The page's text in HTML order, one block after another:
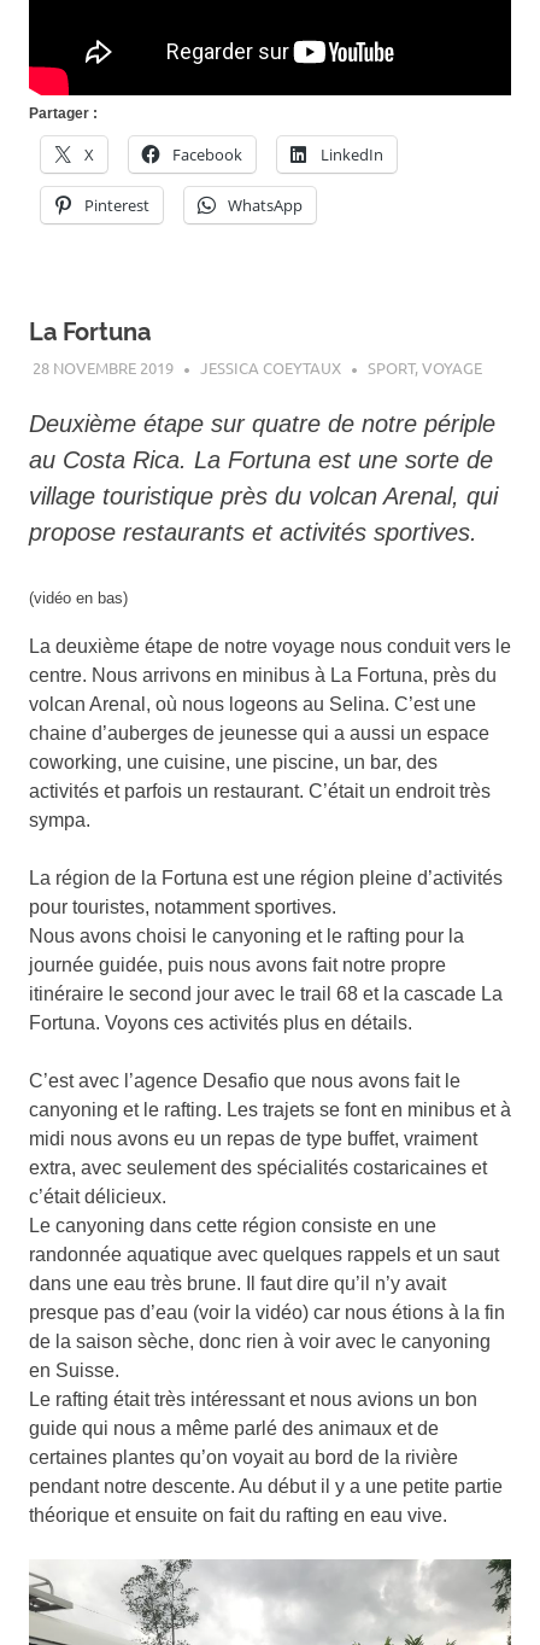
Partager :
X Facebook LinkedIn
Pinterest WhatsApp
La Fortuna
28 NOVEMBRE 2019 JESSICA COEYTAUX SPORT,VOYAGE
Deuxième étape sur quatre de notre périple
au Costa Rica. La Fortuna est une sorte de
village touristique près du volcan Arenal, qui
propose restaurants et activités sportives.
(vidéo en bas)
La deuxième étape de notre voyage nous conduit vers le
centre. Nous arrivons en minibus à La Fortuna, près du
volcan Arenal, où nous logeons au Selina. C’est une
chaine d’auberges de jeunesse qui a aussi un espace
coworking, une cuisine, une piscine, un bar, des
activités et parfois un restaurant. C’était un endroit très
sympa.
La région de la Fortuna est une région pleine d’activités
pour touristes, notamment sportives.
Nous avons choisi le canyoning et le rafting pour la
journée guidée, puis nous avons fait notre propre
itinéraire le second jour avec le trail 68 et la cascade La
Fortuna. Voyons ces activités plus en détails.
C’est avec l’agence Desafio que nous avons fait le
canyoning et le rafting. Les trajets se font en minibus et à
midi nous avons eu un repas de type buffet, vraiment
extra, avec seulement des spécialités costaricaines et
c’était délicieux.
Le canyoning dans cette région consiste en une
randonnée aquatique avec quelques rappels et un saut
dans une eau très brune. Il faut dire qu’il n’y avait
presque pas d’eau (voir la vidéo) car nous étions à la fin
de la saison sèche, donc rien à voir avec le canyoning
en Suisse.
Le rafting était très intéressant et nous avions un bon
guide qui nous a même parlé des animaux et de
certaines plantes qu’on voyait au bord de la rivière
pendant notre descente. Au début il y a une petite partie
théorique et ensuite on fait du rafting en eau vive.